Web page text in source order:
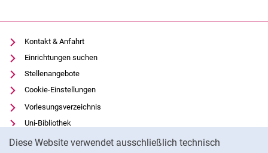
Diese Website verwendet ausschließlich technisch
Kontakt & Anfahrt
Einrichtungen suchen
Stellenangebote
Cookie-Einstellungen
Vorlesungsverzeichnis
Uni-Bibliothek
Moodle